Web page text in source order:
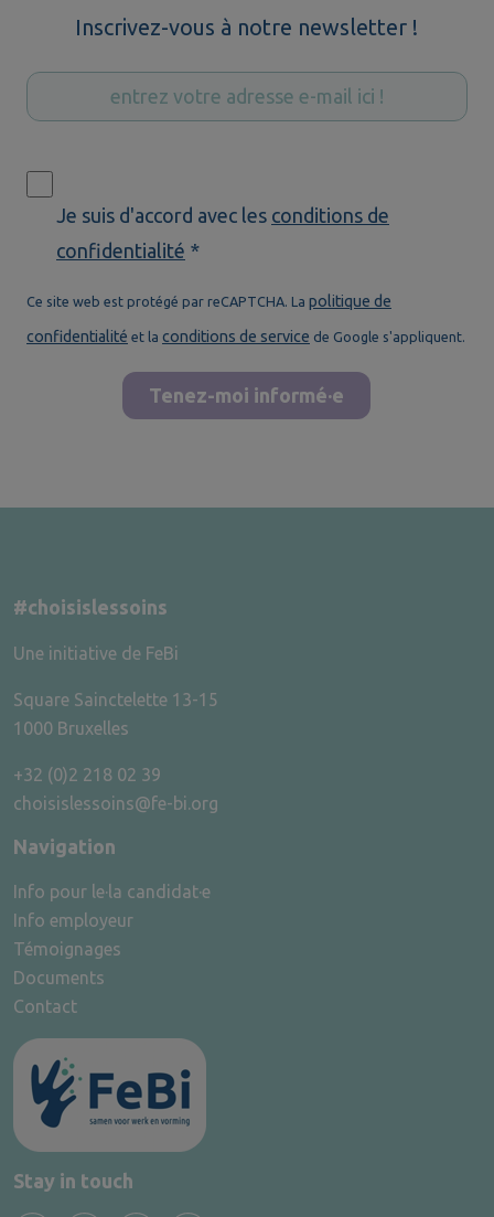
Inscrivez-vous à notre newsletter !
Je suis d'accord avec les conditions de
confidentialité *
Ce site web est protégé par reCAPTCHA. La politique de
confidentialité et la conditions de service de Google s'appliquent.
Tenez-moi informé·e
#choisislessoins
Une initiative de FeBi
Square Sainctelette 13-15
1000 Bruxelles
+32 (0)2 218 02 39
choisislessoins@fe-bi.org
Navigation
Info pour le·la candidat·e
Info employeur
Témoignages
Documents
Contact
Stay in touch